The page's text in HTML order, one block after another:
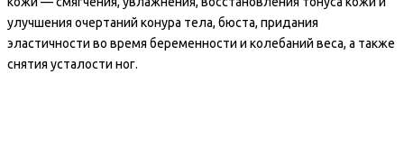
улучшения очертаний конура тела, бюста, придания
эластичности во время беременности и колебаний веса, а также
снятия усталости ног.